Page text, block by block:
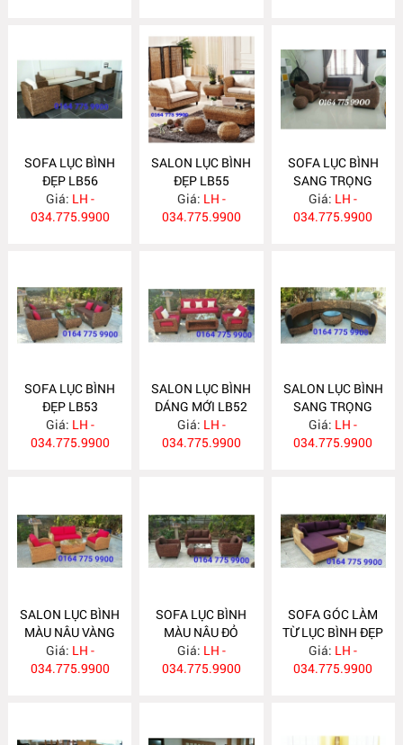
SOFA LỤC BÌNH
ĐẸP LB56
Giá: LH -
034.775.9900
SALON LỤC BÌNH
ĐẸP LB55
Giá: LH -
034.775.9900
SOFA LỤC BÌNH
SANG TRỌNG
LB54
Giá: LH -
034.775.9900
SOFA LỤC BÌNH
ĐẸP LB53
Giá: LH -
034.775.9900
SALON LỤC BÌNH
DÁNG MỚI LB52
Giá: LH -
034.775.9900
SALON LỤC BÌNH
SANG TRỌNG
LB51
Giá: LH -
034.775.9900
SALON LỤC BÌNH
MÀU NÂU VÀNG
LB50
Giá: LH -
034.775.9900
SOFA LỤC BÌNH
MÀU NÂU ĐỎ
LB49
Giá: LH -
034.775.9900
SOFA GÓC LÀM
TỪ LỤC BÌNH ĐẸP
LB48
Giá: LH -
034.775.9900